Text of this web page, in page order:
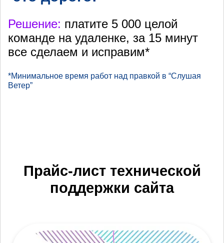
Решение: платите 5 000 целой
команде на удаленке, за 15 минут
все сделаем и исправим*
*Минимальное время работ над правкой в “Слушая
Ветер”
Прайс-лист технической
поддержки сайта